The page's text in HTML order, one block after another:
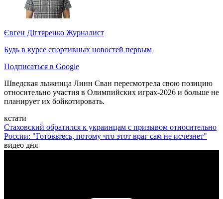
Євген Дігтяренко Журналист
Будь в курсе спортивных новостей первым
Подписаться в Google
Шведская лыжница Линн Сван пересмотрела свою позицию
относительно участия в Олимпийских играх-2026 и больше не
планирует их бойкотировать.
кстати
Стаховский обратился к украинцам с призывом относительно
России: "Готовьтесь, потому что этот враг сам не исчезнет"
видео дня